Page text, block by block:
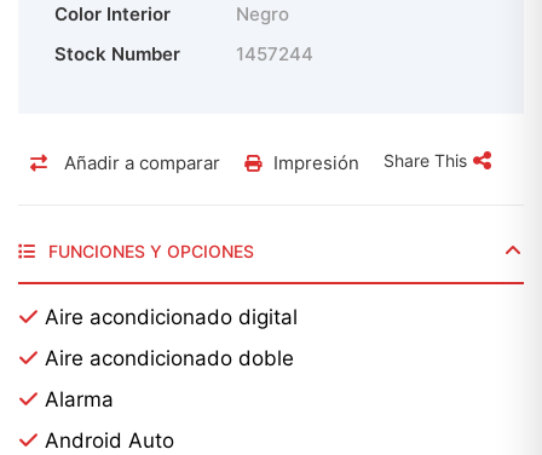
Venta del país
Color Interior
Negro
Stock Number
1457244
Añadir a comparar Impresión Share This
FUNCIONES Y OPCIONES
Aire acondicionado digital
Aire acondicionado doble
Alarma
Android Auto